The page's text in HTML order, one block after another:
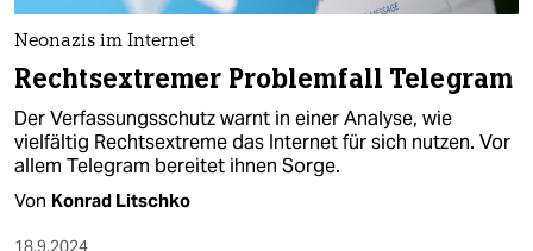
Neonazis im Internet
Rechtsextremer Problemfall Telegram
Der Verfassungsschutz warnt in einer Analyse, wie
vielfältig Rechtsextreme das Internet für sich nutzen. Vor
allem Telegram bereitet ihnen Sorge.
Von Konrad Litschko
18.9.2024